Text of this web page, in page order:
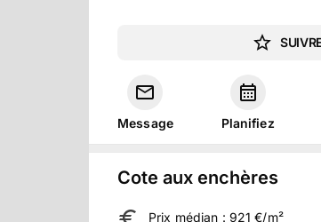
Message Planifiez
Cote aux enchères
Prix médian : 921 €/m²